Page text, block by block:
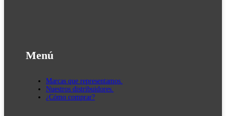
Menú
Marcas que representamos.
Nuestros distribuidores.
¿Cómo comprar?